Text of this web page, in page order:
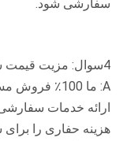
سفارشی شود.
4سوال: مزیت قیمت شما چیست؟
ارائه خدمات
هزینه حفاری را